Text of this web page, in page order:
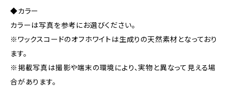
◆カラー
カラーは写真を参考にお選びください。
※ワックスコードのオフホワイトは生成りの天然素材となっており
ます。
※掲載写真は撮影や端末の環境により、実物と異なって見える場
合があります。